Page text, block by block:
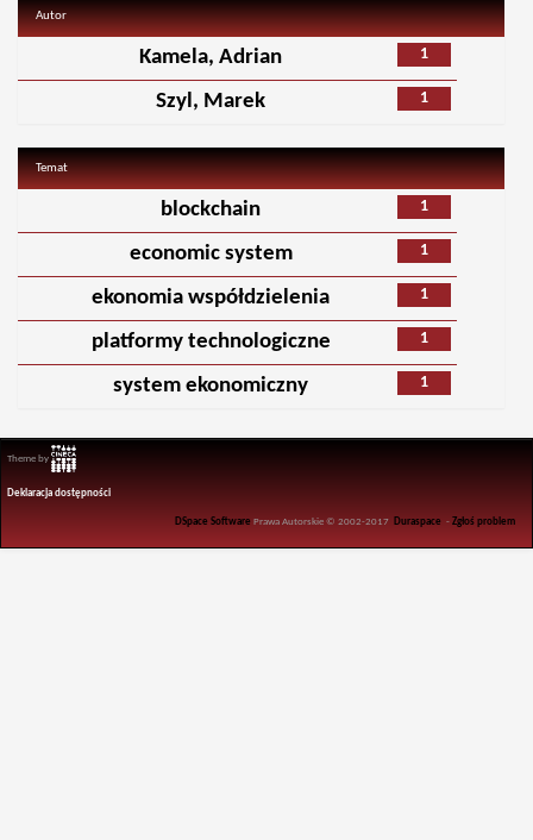
Autor
1
Kamela, Adrian
1
Szyl, Marek
Temat
1
blockchain
1
economic system
1
ekonomia współdzielenia
1
platformy technologiczne
1
system ekonomiczny
Theme by
Deklaracja dostępności
DSpace Software Prawa Autorskie © 2002-2017 Duraspace -Zgłoś problem